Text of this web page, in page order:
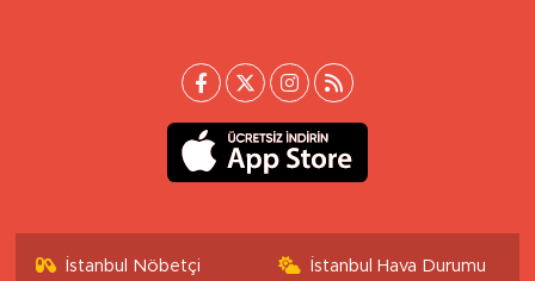
İstanbul Nöbetçi
İstanbul Hava Durumu